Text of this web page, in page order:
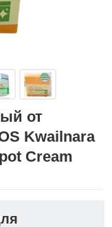
от
Kwailnara
Cream